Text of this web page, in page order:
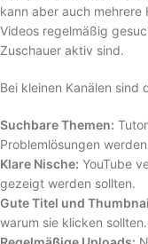
kann aber auch mehrere
Videos regelmäßig
Zuschauer aktiv sind.
Bei kleinen Kanälen sind
Suchbare Themen:
Problemlösungen
Klare Nische: YouTube
gezeigt werden sollten.
Gute Titel und
warum sie klicken sollten.